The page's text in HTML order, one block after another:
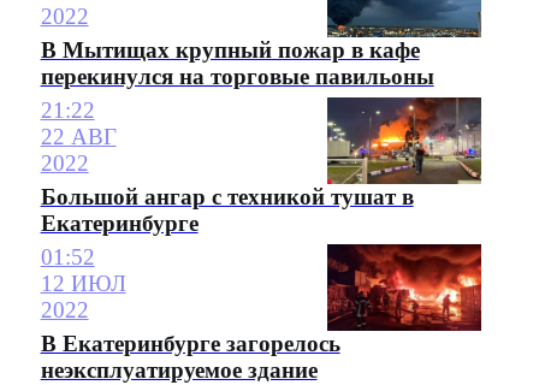
2022
В Мытищах крупный пожар в кафе
перекинулся на торговые павильоны
21:22
22 АВГ
2022
Большой ангар с техникой тушат в
Екатеринбурге
01:52
12 ИЮЛ
2022
В Екатеринбурге загорелось
неэксплуатируемое здание